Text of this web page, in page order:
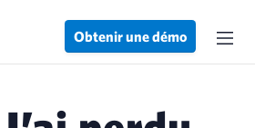
Obtenir une démo